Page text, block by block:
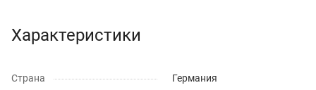
Характеристики
Страна Германия